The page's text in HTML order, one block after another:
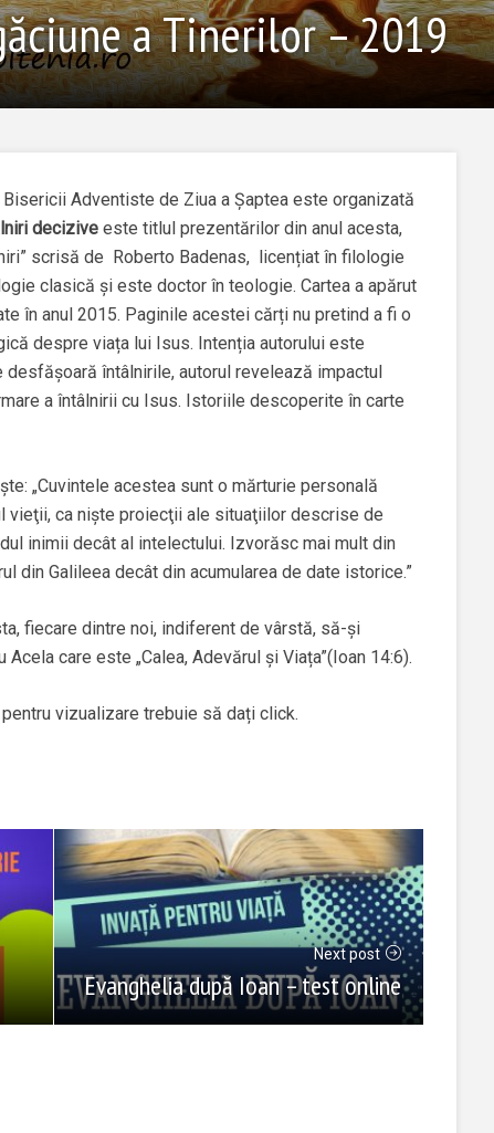
a Tinerilor – 2019
Adventiste de Ziua a Șaptea este organizată
decizive este titlul prezentărilor din anul acesta,
scrisă de Roberto Badenas, licențiat în filologie
clasică și este doctor în teologie. Cartea a apărut
în anul 2015. Paginile acestei cărți nu pretind a fi o
despre viața lui Isus. Intenția autorului este
desfășoară întâlnirile, autorul revelează impactul
a întâlnirii cu Isus. Istoriile descoperite în carte
„Cuvintele acestea sunt o mărturie personală
vieţii, ca nişte proiecţii ale situaţiilor descrise de
inimii decât al intelectului. Izvorăsc mai mult din
din Galileea decât din acumularea de date istorice.”
fiecare dintre noi, indiferent de vârstă, să-și
care este „Calea, Adevărul și Viața”(Ioan 14:6).
vizualizare trebuie să dați click.
Next post
Evanghelia după Ioan – test online